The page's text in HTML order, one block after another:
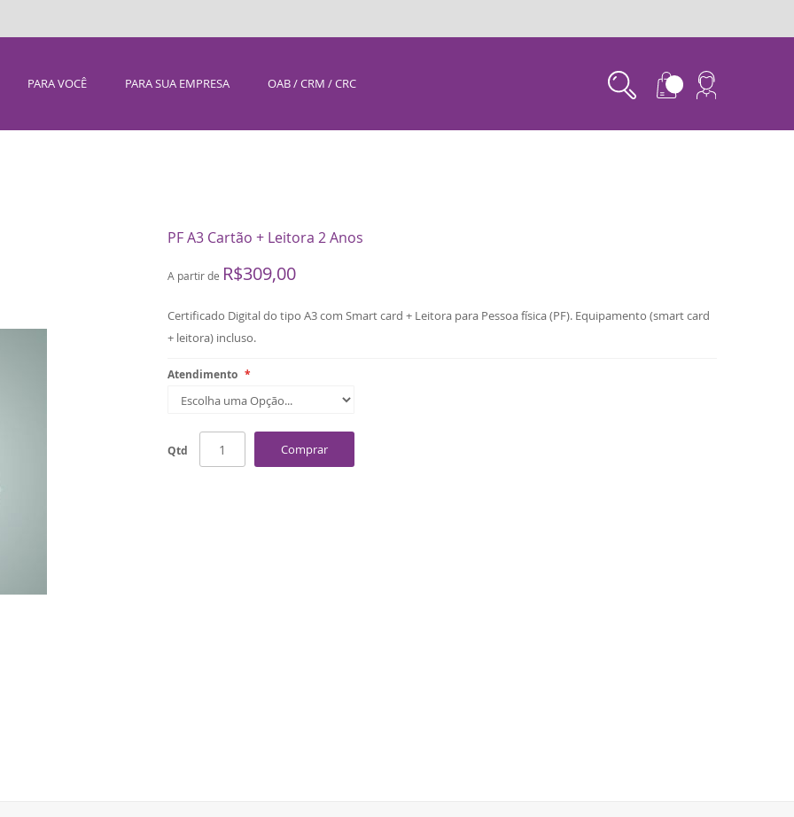
PARA VOCÊ PARA SUA EMPRESA OAB / CRM / CRC
PF A3 Cartão + Leitora 2 Anos
A partir de R$309,00
Certificado Digital do tipo A3 com Smart card + Leitora para Pessoa física (PF). Equipamento (smart card
+ leitora) incluso.
Atendimento
Qtd Comprar